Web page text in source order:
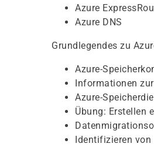
Azure
Azure DNS
Grundlegendes zu
Azure-
Informationen
Azure-
Übung: Erstellen
Identifizieren von